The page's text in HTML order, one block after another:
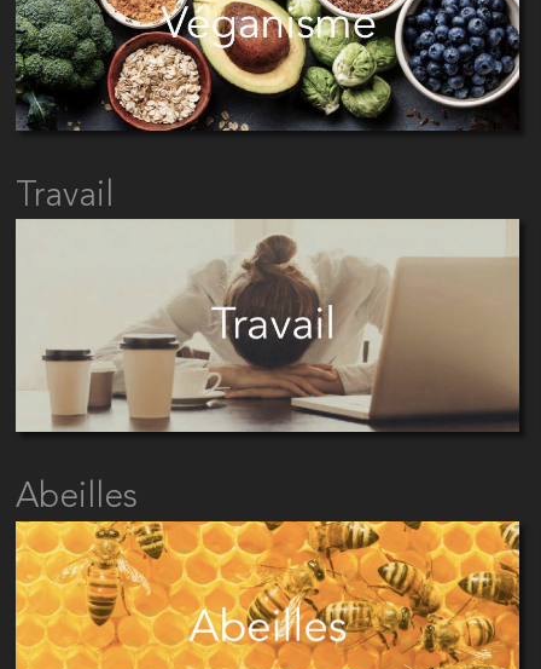
Travail
Abeilles